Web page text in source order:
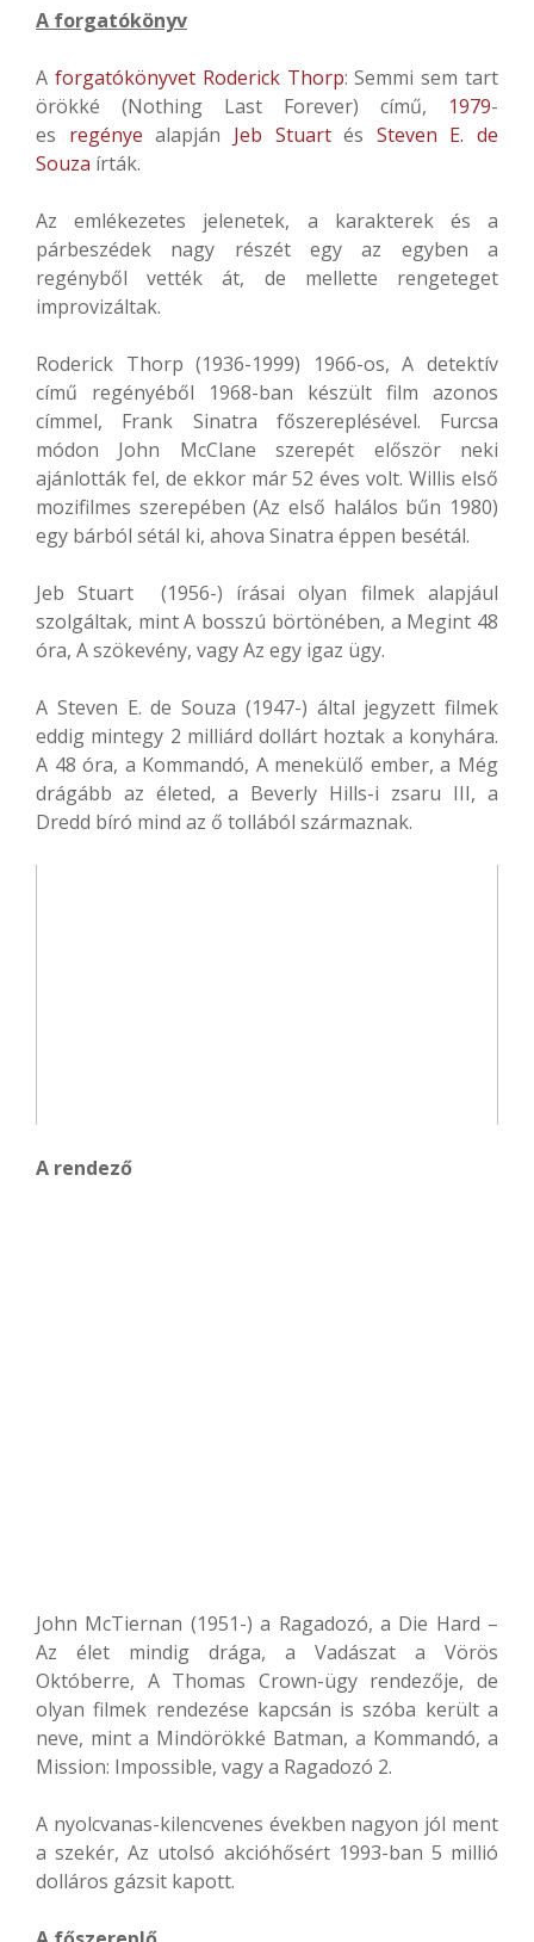
A forgatókönyv
A forgatókönyvet Roderick Thorp: Semmi sem tart
örökké (Nothing Last Forever) című, 1979-
es regénye alapján Jeb Stuartés Steven E. de
Souza írták.
Az emlékezetes jelenetek, a karakterek és a
párbeszédek nagy részét egy az egyben a
regényből vették át, de mellette rengeteget
improvizáltak.
Roderick Thorp (1936-1999) 1966-os, A detektív
című regényéből 1968-ban készült film azonos
címmel, Frank Sinatra főszereplésével. Furcsa
módon John McClane szerepét először neki
ajánlották fel, de ekkor már 52 éves volt. Willis első
mozifilmes szerepében (Az első halálos bűn 1980)
egy bárból sétál ki, ahova Sinatra éppen besétál.
Jeb Stuart (1956-) írásai olyan filmek alapjául
szolgáltak, mint A bosszú börtönében, a Megint 48
óra, A szökevény, vagy Az egy igaz ügy.
A Steven E. de Souza (1947-) által jegyzett filmek
eddig mintegy 2 milliárd dollárt hoztak a konyhára.
A 48 óra, a Kommandó, A menekülő ember, a Még
drágább az életed, a Beverly Hills-i zsaru III, a
Dredd bíró mind az ő tollából származnak.
A rendező
John McTiernan (1951-) a Ragadozó, a Die Hard –
Az élet mindig drága, a Vadászat a Vörös
Októberre, A Thomas Crown-ügy rendezője, de
olyan filmek rendezése kapcsán is szóba került a
neve, mint a Mindörökké Batman, a Kommandó, a
Mission: Impossible, vagy a Ragadozó 2.
A nyolcvanas-kilencvenes években nagyon jól ment
a szekér, Az utolsó akcióhősért 1993-ban 5 millió
dolláros gázsit kapott.